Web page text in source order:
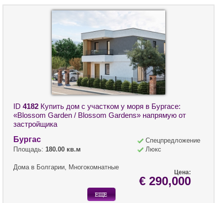
ID 4182 Купить дом с участком у моря в Бургасе:
«Blossom Garden / Blossom Gardens» напрямую от
застройщика
Бургас
Площадь: 180.00 кв.м
Дома в Болгарии, Многокомнатные
Спецпредложение
Люкс
Цена:
€ 290,000